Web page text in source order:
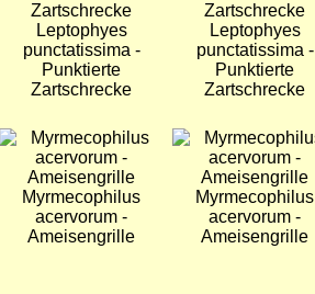
Leptophyes
punctatissima -
Punktierte
Zartschrecke
Leptophyes
punctatissima -
Punktierte
Zartschrecke
Bild
Myrmecophilus
acervorum -
Ameisengrille
Bild
Myrmecophilus
acervorum -
Ameisengrille